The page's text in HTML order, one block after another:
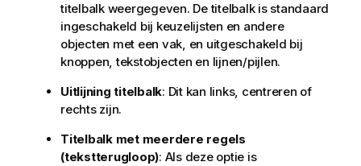
titelbalk weergegeven. De titelbalk is standaard
ingeschakeld bij keuzelijsten en andere
objecten met een vak, en uitgeschakeld bij
knoppen, tekstobjecten en lijnen/pijlen.
Uitlijning titelbalk: Dit kan links, centreren of
rechts zijn.
Titelbalk met meerdere regels
(tekstterugloop): Als deze optie is